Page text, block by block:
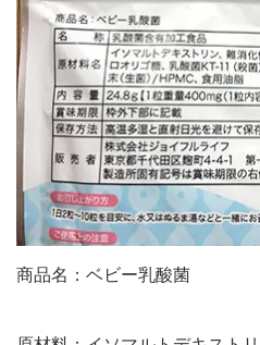
商品名：ベビー乳酸菌